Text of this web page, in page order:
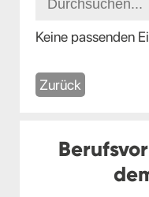
Keine passenden
Zurück